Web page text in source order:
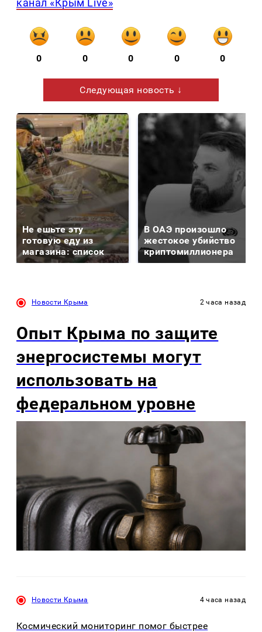
канал «Крым Live»
0 0 0 0 0
Следующая новость ↓
Не ешьте эту
готовую еду из
магазина: список
В ОАЭ произошло
жестокое убийство
криптомиллионера
Новости Крыма 2 часа назад
Опыт Крыма по защите
энергосистемы могут
использовать на
федеральном уровне
Новости Крыма 4 часа назад
Космический мониторинг помог быстрее